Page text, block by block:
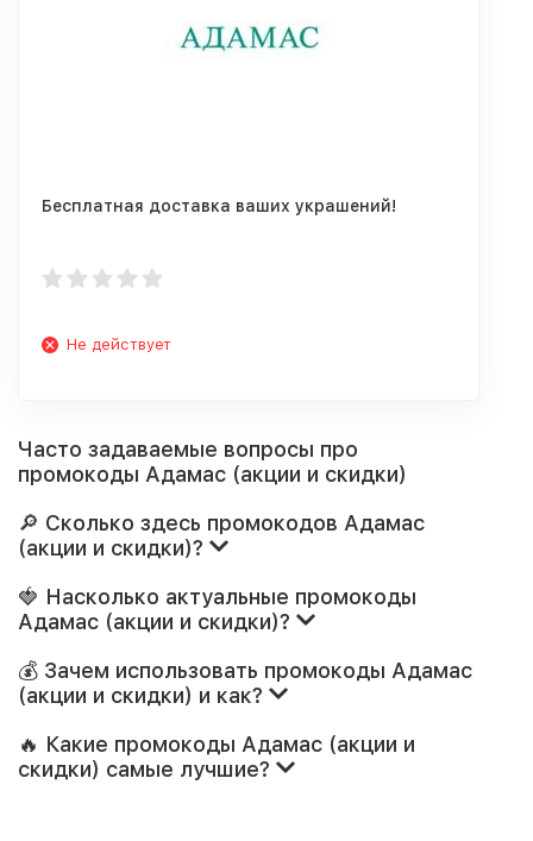
Бесплатная доставка ваших украшений!
Не действует
Часто задаваемые вопросы про
промокоды Адамас (акции и скидки)
🔎 Сколько здесь промокодов Адамас
(акции и скидки)?
🍓 Насколько актуальные промокоды
Адамас (акции и скидки)?
💰 Зачем использовать промокоды Адамас
(акции и скидки) и как?
🔥 Какие промокоды Адамас (акции и
скидки) самые лучшие?